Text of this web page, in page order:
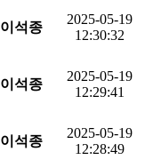
이석종
2025-05-19
12:30:32
이석종
2025-05-19
12:29:41
이석종
2025-05-19
12:28:49